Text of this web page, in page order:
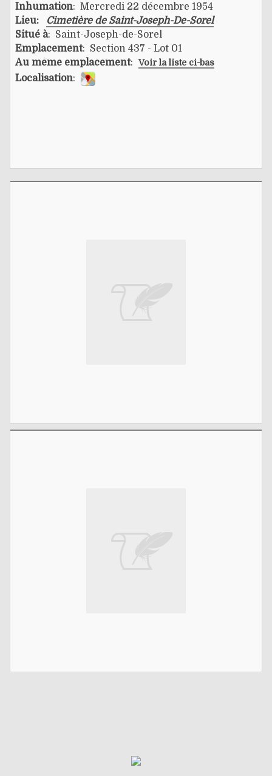
Inhumation: Mercredi 22 décembre 1954
Lieu:
Cimetière de Saint-Joseph-De-Sorel
Situé à: Saint-Joseph-de-Sorel
Emplacement: Section 437 - Lot 01
Au même emplacement: Voir la liste ci-bas
Localisation: